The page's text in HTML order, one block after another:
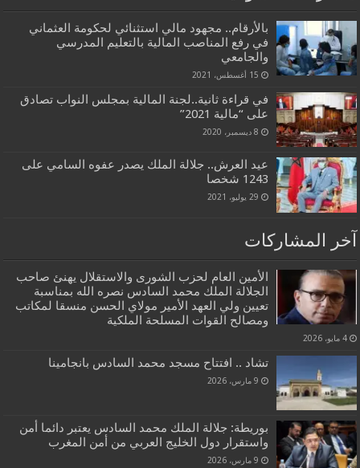
بالأرقام.. مجهود مالي استثنائي لحكومة العثماني
في رفع المناصب المالية بالتعليم المدرسي
والجامعي
15 أغسطس، 2021
في قراءة ثانية..لجنة المالية بمجلس النواب تصادق
على “مالية 2021”
8 ديسمبر، 2020
عيد العرش.. جلالة الملك يصدر عفوه السامي على
1243 شخصا
29 يوليو، 2021
آخر المشاركات
الأمين العام لحزب الشورى والاستقلال يهنئ صاحب
الجلالة الملك محمد السادس نصره الله بمناسبة
تعيين ولي العهد الأمير مولاي الحسن منسقا لمكاتب
ومصالح القوات المسلحة الملكية
4 مايو، 2026
تشاد .. افتتاح مسجد محمد السادس بانجامينا
9 مارس، 2026
بوريطة: جلالة الملك محمد السادس يعتبر دائما أمن
واستقرار دول الخليج العربي من أمن المغرب
9 مارس، 2026